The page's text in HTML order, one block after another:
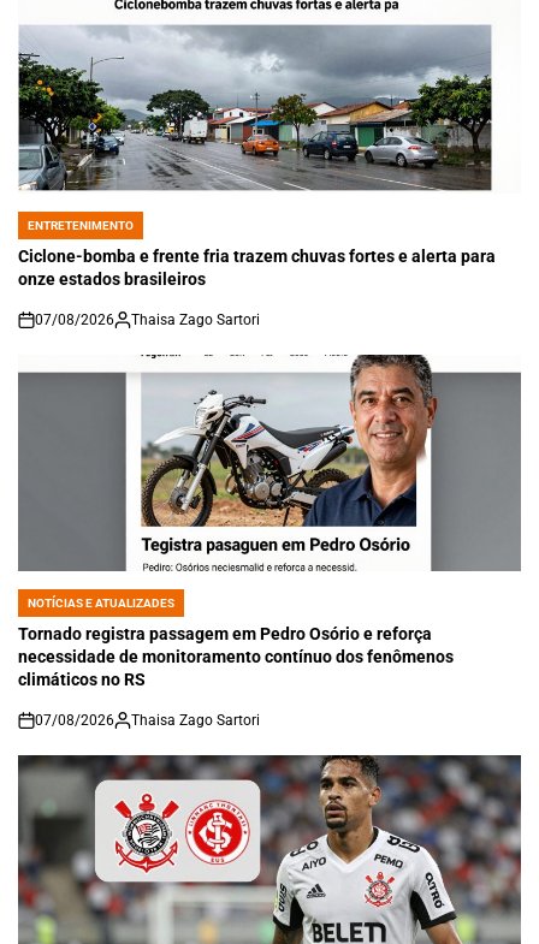
POSTED
IN
ENTRETENIMENTO
Ciclone-bomba e frente fria trazem chuvas fortes e alerta para
onze estados brasileiros
on
07/08/2026 Thaisa Zago Sartori
POSTED
IN
NOTÍCIAS E ATUALIZADES
Tornado registra passagem em Pedro Osório e reforça
necessidade de monitoramento contínuo dos fenômenos
climáticos no RS
on
07/08/2026 Thaisa Zago Sartori